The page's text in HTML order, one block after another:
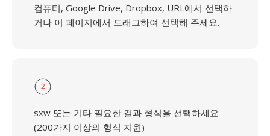
컴퓨터, Google Drive, Dropbox, URL에서 선택하
거나 이 페이지에서 드래그하여 선택해 주세요.
2
sxw 또는 기타 필요한 결과 형식을 선택하세요
(200가지 이상의 형식 지원)